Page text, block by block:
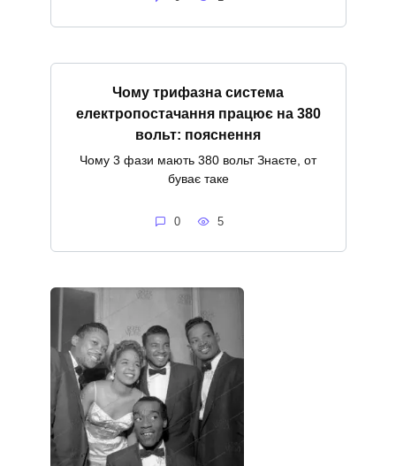
Чому трифазна система
електропостачання працює на 380
вольт: пояснення
Чому 3 фази мають 380 вольт Знаєте, от
буває таке
0 5